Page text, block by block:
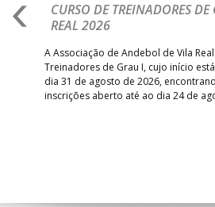
CURSO DE TREINADORES
REAL 2026
A Associação de Andebol de Vila
Treinadores de Grau I, cujo início
dia 31 de agosto de 2026,
inscrições aberto até ao dia 24 de